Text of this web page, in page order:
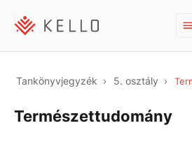
Tankönyvjegyzék 5. osztály
Természettudomány